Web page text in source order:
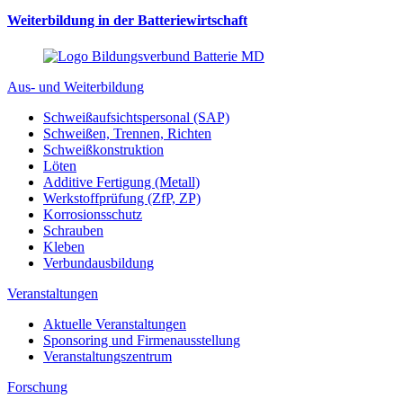
Weiterbildung in der Batteriewirtschaft
Aus- und Weiterbildung
Schweißaufsichtspersonal (SAP)
Schweißen, Trennen, Richten
Schweißkonstruktion
Löten
Additive Fertigung (Metall)
Werkstoffprüfung (ZfP, ZP)
Korrosionsschutz
Schrauben
Kleben
Verbundausbildung
Veranstaltungen
Aktuelle Veranstaltungen
Sponsoring und Firmenausstellung
Veranstaltungszentrum
Forschung